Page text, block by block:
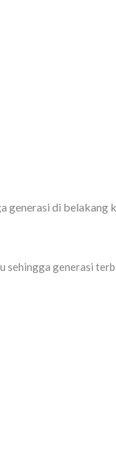
di belakang
sehingga generasi